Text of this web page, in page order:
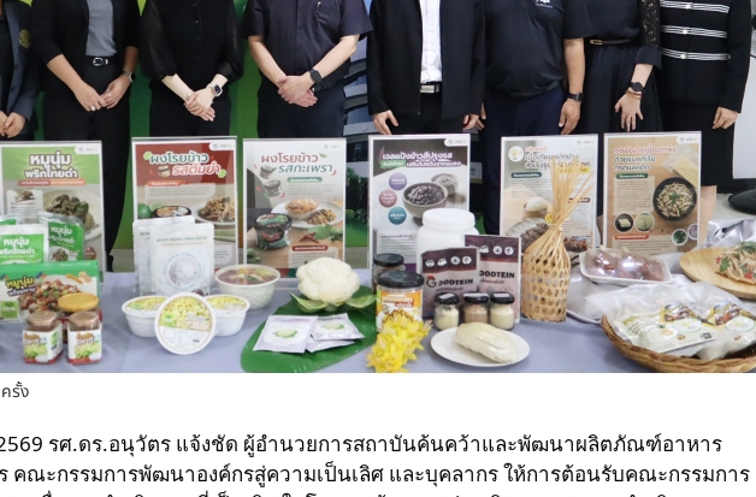
รั้ง
รศ.ดร.อนุวัตร แจ้งชัด ผู้อำนวยการสถาบันค้นคว้าและพัฒนาผลิตภัณฑ์อาหาร
คณะกรรมการพัฒนาองค์กรสู่ความเป็นเลิศ และบุคลากร ให้การต้อนรับคณะกรรมการ